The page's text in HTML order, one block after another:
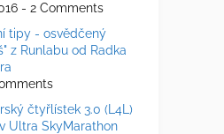
- 2 Comments
tipy - osvědčený
z Runlabu od Radka
čtyřlístek 3.0 (L4L)
Ultra SkyMarathon